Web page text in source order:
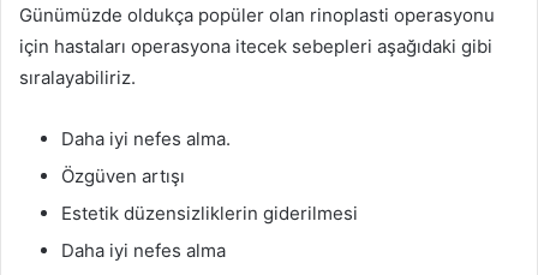
Günümüzde oldukça popüler olan rinoplasti operasyonu
için hastaları operasyona itecek sebepleri aşağıdaki gibi
sıralayabiliriz.
Daha iyi nefes alma.
Özgüven artışı
Estetik düzensizliklerin giderilmesi
Daha iyi nefes alma